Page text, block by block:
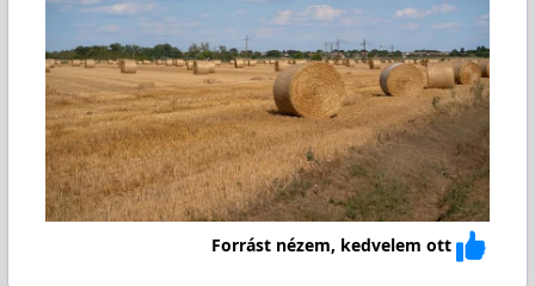
Forrást nézem, kedvelem ott